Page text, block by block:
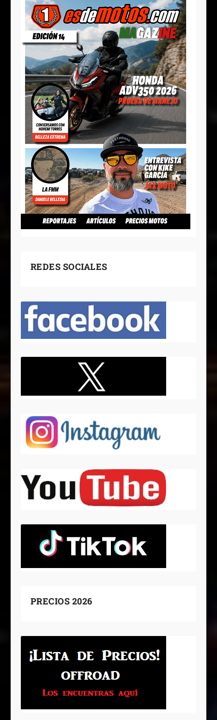
REDES SOCIALES
PRECIOS 2026